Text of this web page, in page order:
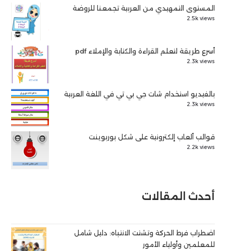
المستوى التمهيدي من العربية تجمعنا للروضة
2.5k views
أسرع طريقة لتعلم القراءة والكتابة والإملاء pdf
2.3k views
بالفيديو استخدام شات جي بي تي في اللغة العربية
2.3k views
قوالب ألعاب إلكترونية على شكل بوربوينت
2.2k views
أحدث المقالات
اضطراب فرط الحركة وتشتت الانتباه: دليل شامل
للمعلمين وأولياء الأمور